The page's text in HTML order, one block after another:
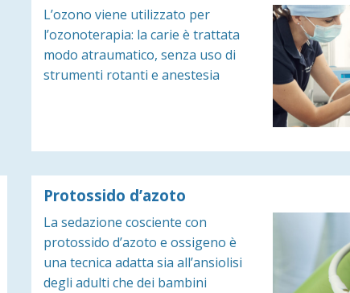
L’ozono viene utilizzato per
l’ozonoterapia: la carie è trattata
modo atraumatico, senza uso di
strumenti rotanti e anestesia
Protossido d’azoto
La sedazione cosciente con
protossido d’azoto e ossigeno è
una tecnica adatta sia all’ansiolisi
degli adulti che dei bambini